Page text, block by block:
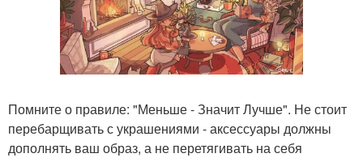
Помните о правиле: "Меньше - Значит Лучше". Не стоит
перебарщивать с украшениями - аксессуары должны
дополнять ваш образ, а не перетягивать на себя